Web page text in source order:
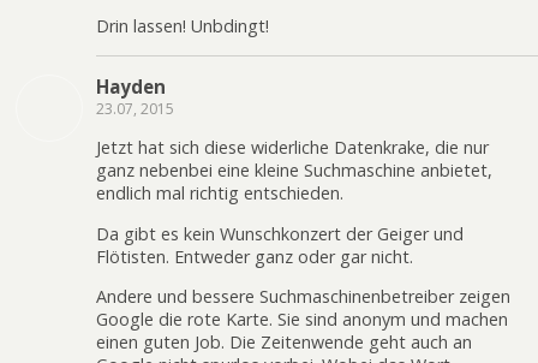
Drin lassen! Unbdingt!
Hayden
23.07, 2015
Jetzt hat sich diese widerliche Datenkrake, die nur
ganz nebenbei eine kleine Suchmaschine anbietet,
endlich mal richtig entschieden.
Da gibt es kein Wunschkonzert der Geiger und
Flötisten. Entweder ganz oder gar nicht.
Andere und bessere Suchmaschinenbetreiber zeigen
Google die rote Karte. Sie sind anonym und machen
einen guten Job. Die Zeitenwende geht auch an